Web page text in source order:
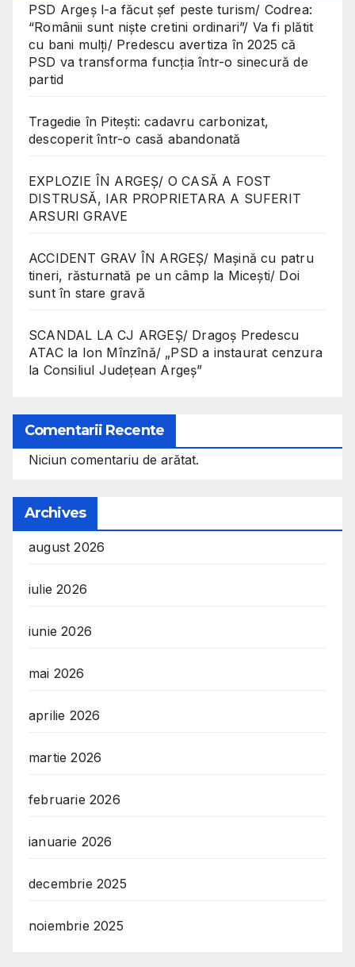
PSD Argeș l-a făcut șef peste turism/ Codrea:
“Românii sunt niște cretini ordinari”/ Va fi plătit
cu bani mulți/ Predescu avertiza în 2025 că
PSD va transforma funcția într-o sinecură de
partid
Tragedie în Pitești: cadavru carbonizat,
descoperit într-o casă abandonată
EXPLOZIE ÎN ARGEȘ/ O CASĂ A FOST
DISTRUSĂ, IAR PROPRIETARA A SUFERIT
ARSURI GRAVE
ACCIDENT GRAV ÎN ARGEȘ/ Mașină cu patru
tineri, răsturnată pe un câmp la Micești/ Doi
sunt în stare gravă
SCANDAL LA CJ ARGEȘ/ Dragoș Predescu
ATAC la Ion Mînzînă/ „PSD a instaurat cenzura
la Consiliul Județean Argeș”
Comentarii Recente
Niciun comentariu de arătat.
Archives
august 2026
iulie 2026
iunie 2026
mai 2026
aprilie 2026
martie 2026
februarie 2026
ianuarie 2026
decembrie 2025
noiembrie 2025